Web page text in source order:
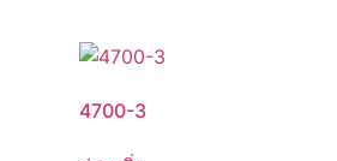
4700-3